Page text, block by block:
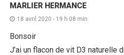
MARLIER HERMANCE
18 avril 2020 - 19 h 08 min
Bonsoir
J’ai un flacon de vit D3 naturelle